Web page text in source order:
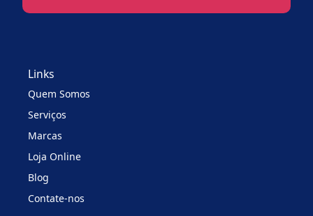
Links
Quem Somos
Serviços
Marcas
Loja Online
Blog
Contate-nos